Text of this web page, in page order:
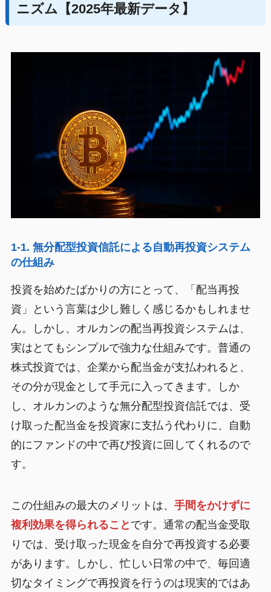
ニズム【2025年最新データ】
1-1. 無分配型投資信託による自動再投資システム
の仕組み
投資を始めたばかりの方にとって、「配当再投
資」という言葉は少し難しく感じるかもしれませ
ん。しかし、オルカンの配当再投資システムは、
実はとてもシンプルで強力な仕組みです。普通の
株式投資では、企業から配当金が支払われると、
その分が現金として手元に入ってきます。しか
し、オルカンのような無分配型投資信託では、受
け取った配当金を投資家に支払う代わりに、自動
的にファンドの中で再び投資に回してくれるので
す。
この仕組みの最大のメリットは、 手間をかけずに
複利効果を得られること です。通常の配当金受取
りでは、受け取った現金を自分で再投資する必要
があります。しかし、忙しい日常の中で、毎回適
切なタイミングで再投資を行うのは現実的ではあ